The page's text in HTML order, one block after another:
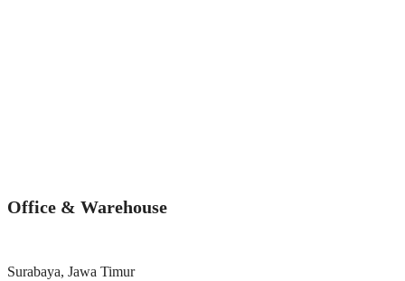
Office & Warehouse
Surabaya, Jawa Timur